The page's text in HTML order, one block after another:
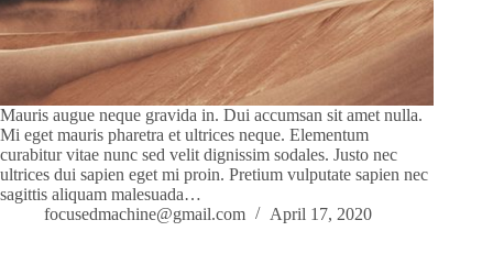
Mauris augue neque gravida in. Dui accumsan sit amet nulla.
Mi eget mauris pharetra et ultrices neque. Elementum
curabitur vitae nunc sed velit dignissim sodales. Justo nec
ultrices dui sapien eget mi proin. Pretium vulputate sapien nec
sagittis aliquam malesuada…
focusedmachine@gmail.com
April 17, 2020